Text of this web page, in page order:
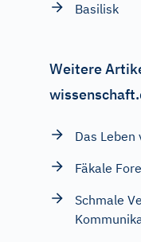
Basilisk
Weitere
Das Leben
Fäkale
Schmale